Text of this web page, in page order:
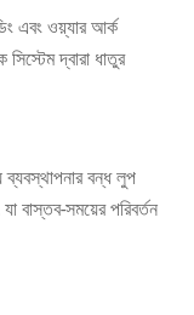
এবং ওয়্যার আর্ক
দ্বারা ধাতুর
বন্ধ লুপ
বাস্তব-সময়ের পরিবর্তন